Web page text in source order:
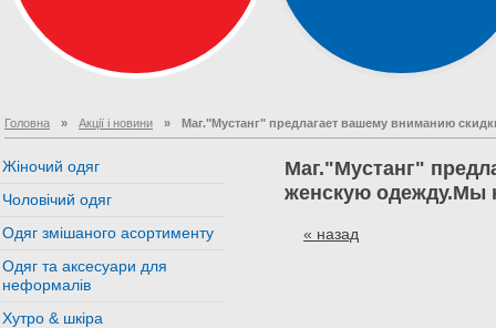
Головна » Акції і новини » Маг."Мустанг" предлагает вашему вниманию
Жіночий одяг
Чоловічий одяг
Одяг змішаного асортименту
Одяг та аксесуари для
неформалів
Хутро & шкіра
Маг."Мустанг"
женскую одежду.Мы
« назад